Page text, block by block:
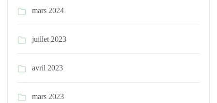
mars 2024
juillet 2023
avril 2023
mars 2023